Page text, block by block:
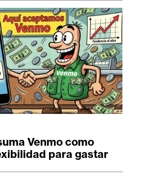
Venmo como
para gastar